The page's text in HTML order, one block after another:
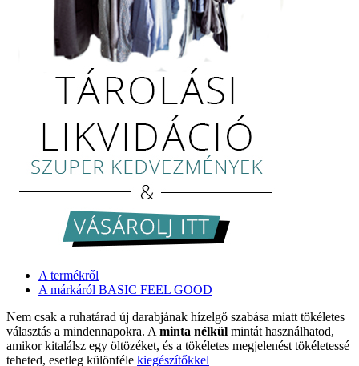
A termékről
A márkáról BASIC FEEL GOOD
Nem csak a ruhatárad új darabjának hízelgő szabása miatt tökéletes
választás a mindennapokra. A minta nélkül mintát használhatod,
amikor kitalálsz egy öltözéket, és a tökéletes megjelenést tökéletessé
teheted, esetleg különféle kiegészítőkkel